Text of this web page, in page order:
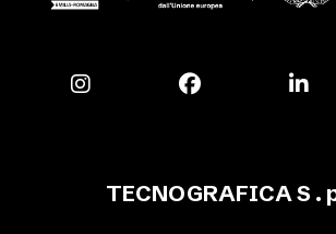
TECNOGRAFICA S .